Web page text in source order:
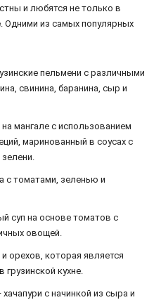
и любятся не только в
Одними из самых популярных
пельмени с различными
свинина, баранина, сыр и
мангале с использованием
маринованный в соусах с
с томатами, зеленью и
суп на основе томатов с
овощей.
орехов, которая является
кухне.
хачапури с начинкой из сыра и